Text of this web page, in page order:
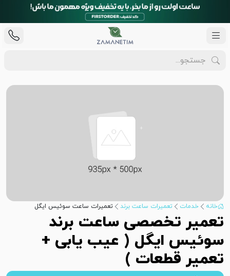
خانه خدمات تعمیرات ساعت برند تعمیرات ساعت سوئیس ایگل
تعمیر تخصصی ساعت برند
سوئیس ایگل ( عیب یابی +
تعمیر قطعات )